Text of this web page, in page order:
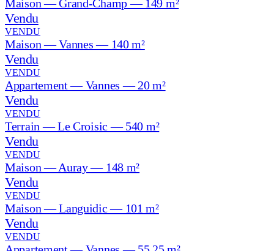
Maison — Grand-Champ — 149 m²
Vendu
VENDU
Maison — Vannes — 140 m²
Vendu
VENDU
Appartement — Vannes — 20 m²
Vendu
VENDU
Terrain — Le Croisic — 540 m²
Vendu
VENDU
Maison — Auray — 148 m²
Vendu
VENDU
Maison — Languidic — 101 m²
Vendu
VENDU